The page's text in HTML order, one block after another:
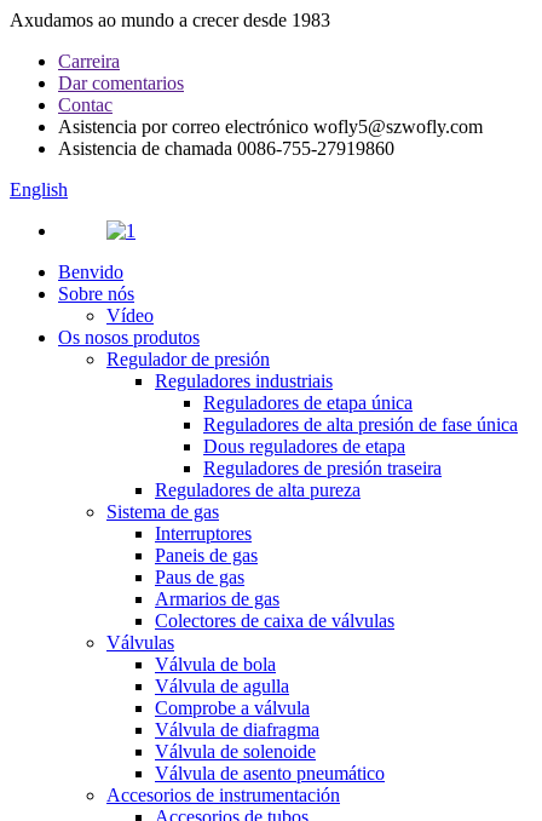
Axudamos ao mundo a crecer desde 1983
Carreira
Dar comentarios
Contac
Asistencia por correo electrónico wofly5@szwofly.com
Asistencia de chamada 0086-755-27919860
English
Benvido
Sobre nós
Vídeo
Os nosos produtos
Regulador de presión
Reguladores industriais
Reguladores de etapa única
Reguladores de alta presión de fase única
Dous reguladores de etapa
Reguladores de presión traseira
Reguladores de alta pureza
Sistema de gas
Interruptores
Paneis de gas
Paus de gas
Armarios de gas
Colectores de caixa de válvulas
Válvulas
Válvula de bola
Válvula de agulla
Comprobe a válvula
Válvula de diafragma
Válvula de solenoide
Válvula de asento pneumático
Accesorios de instrumentación
Accesorios de tubos